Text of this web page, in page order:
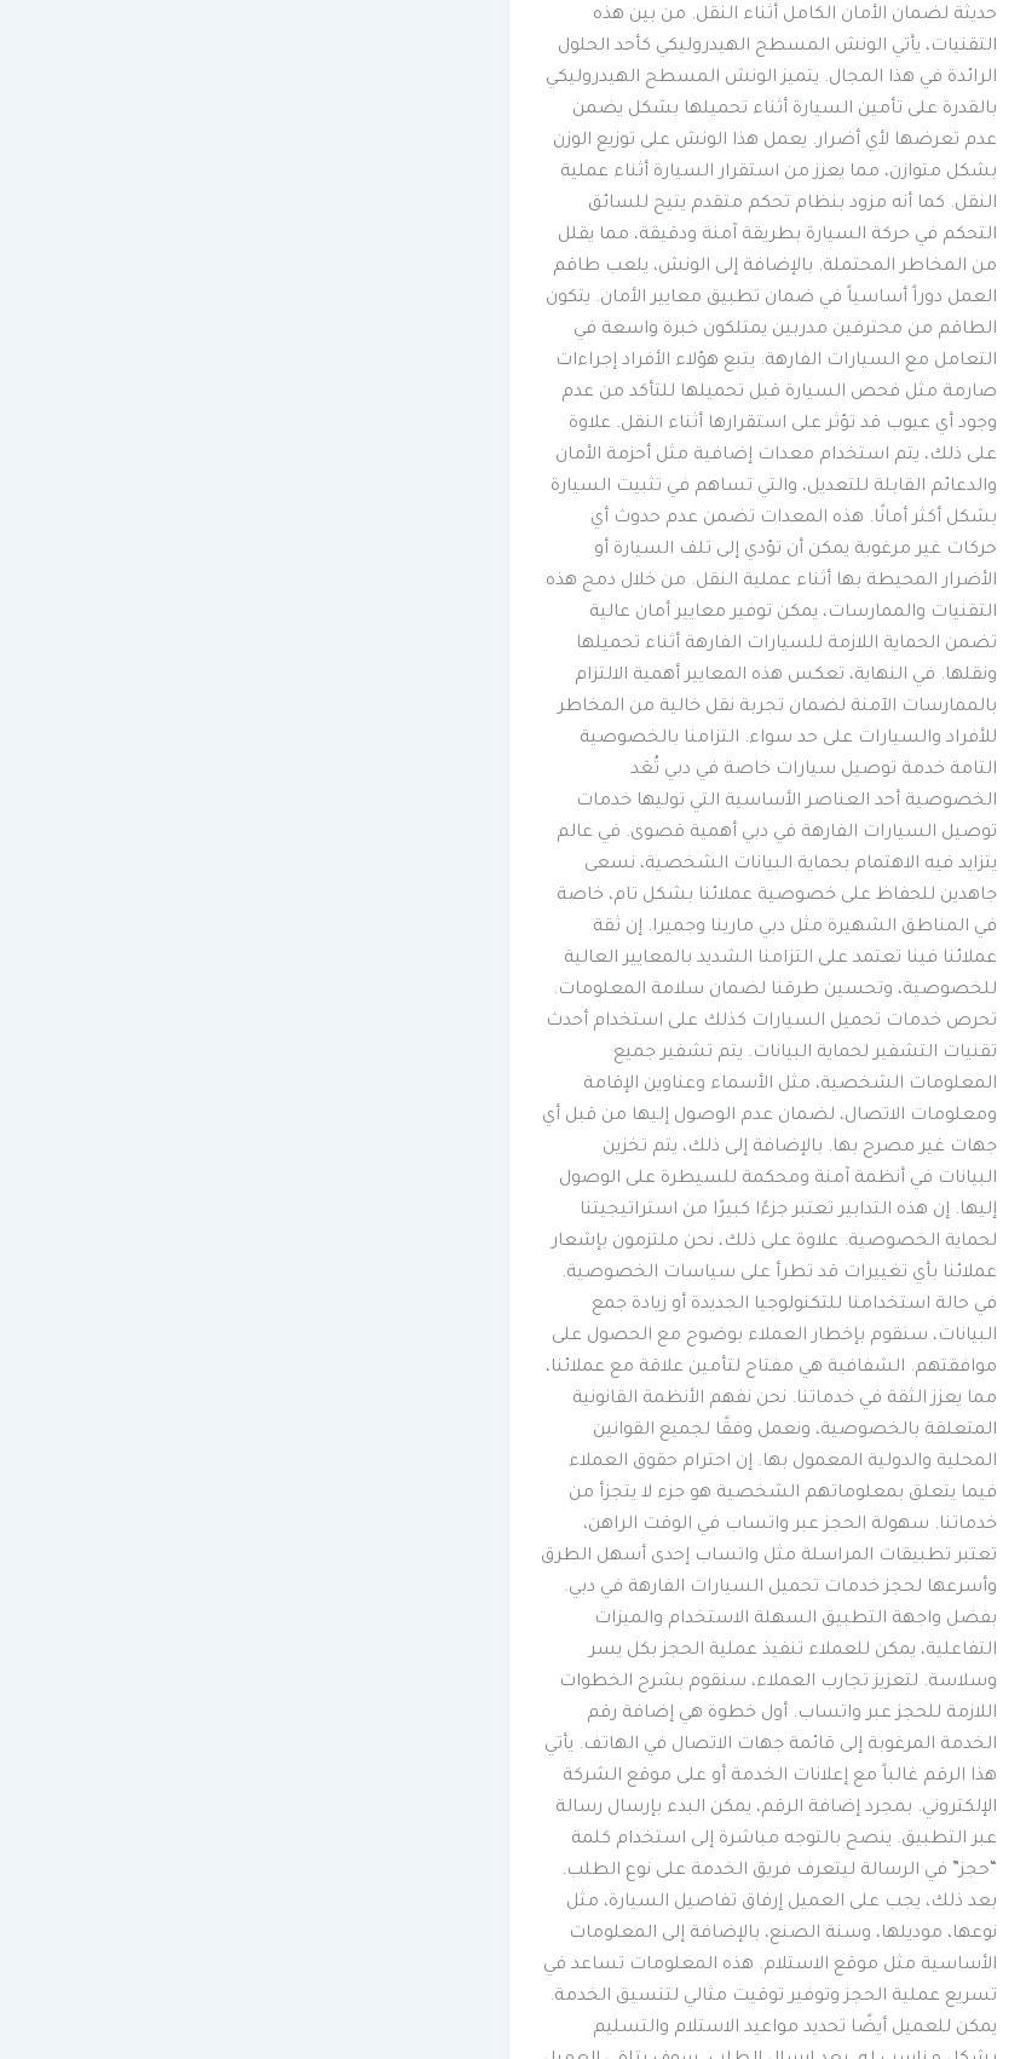
حديثة لضمان الأمان الكامل أثناء النقل. من بين هذه
التقنيات، يأتي الونش المسطح الهيدروليكي كأحد الحلول
الرائدة في هذا المجال. يتميز الونش المسطح الهيدروليكي
بالقدرة على تأمين السيارة أثناء تحميلها بشكل يضمن
عدم تعرضها لأي أضرار. يعمل هذا الونش على توزيع الوزن
بشكل متوازن، مما يعزز من استقرار السيارة أثناء عملية
النقل. كما أنه مزود بنظام تحكم متقدم يتيح للسائق
التحكم في حركة السيارة بطريقة آمنة ودقيقة، مما يقلل
من المخاطر المحتملة. بالإضافة إلى الونش، يلعب طاقم
العمل دوراً أساسياً في ضمان تطبيق معايير الأمان. يتكون
الطاقم من محترفين مدربين يمتلكون خبرة واسعة في
التعامل مع السيارات الفارهة. يتبع هؤلاء الأفراد إجراءات
صارمة مثل فحص السيارة قبل تحميلها للتأكد من عدم
وجود أي عيوب قد تؤثر على استقرارها أثناء النقل. علاوة
على ذلك، يتم استخدام معدات إضافية مثل أحزمة الأمان
والدعائم القابلة للتعديل، والتي تساهم في تثبيت السيارة
بشكل أكثر أمانًا. هذه المعدات تضمن عدم حدوث أي
حركات غير مرغوبة يمكن أن تؤدي إلى تلف السيارة أو
الأضرار المحيطة بها أثناء عملية النقل. من خلال دمج هذه
التقنيات والممارسات، يمكن توفير معايير أمان عالية
تضمن الحماية اللازمة للسيارات الفارهة أثناء تحميلها
ونقلها. في النهاية، تعكس هذه المعايير أهمية الالتزام
بالممارسات الآمنة لضمان تجربة نقل خالية من المخاطر
للأفراد والسيارات على حد سواء. التزامنا بالخصوصية
التامة خدمة توصيل سيارات خاصة في دبي تُعَد
الخصوصية أحد العناصر الأساسية التي توليها خدمات
توصيل السيارات الفارهة في دبي أهمية قصوى. في عالم
يتزايد فيه الاهتمام بحماية البيانات الشخصية، نسعى
جاهدين للحفاظ على خصوصية عملائنا بشكل تام، خاصة
في المناطق الشهيرة مثل دبي مارينا وجميرا. إن ثقة
عملائنا فينا تعتمد على التزامنا الشديد بالمعايير العالية
للخصوصية، وتحسين طرقنا لضمان سلامة المعلومات.
تحرص خدمات تحميل السيارات كذلك على استخدام أحدث
تقنيات التشفير لحماية البيانات. يتم تشفير جميع
المعلومات الشخصية، مثل الأسماء وعناوين الإقامة
ومعلومات الاتصال، لضمان عدم الوصول إليها من قبل أي
جهات غير مصرح بها. بالإضافة إلى ذلك، يتم تخزين
البيانات في أنظمة آمنة ومحكمة للسيطرة على الوصول
إليها. إن هذه التدابير تعتبر جزءًا كبيرًا من استراتيجيتنا
لحماية الخصوصية. علاوة على ذلك، نحن ملتزمون بإشعار
عملائنا بأي تغييرات قد تطرأ على سياسات الخصوصية.
في حالة استخدامنا للتكنولوجيا الجديدة أو زيادة جمع
البيانات، سنقوم بإخطار العملاء بوضوح مع الحصول على
موافقتهم. الشفافية هي مفتاح لتأمين علاقة مع عملائنا،
مما يعزز الثقة في خدماتنا. نحن نفهم الأنظمة القانونية
المتعلقة بالخصوصية، ونعمل وفقًا لجميع القوانين
المحلية والدولية المعمول بها. إن احترام حقوق العملاء
فيما يتعلق بمعلوماتهم الشخصية هو جزء لا يتجزأ من
خدماتنا. سهولة الحجز عبر واتساب في الوقت الراهن،
تعتبر تطبيقات المراسلة مثل واتساب إحدى أسهل الطرق
وأسرعها لحجز خدمات تحميل السيارات الفارهة في دبي.
بفضل واجهة التطبيق السهلة الاستخدام والميزات
التفاعلية، يمكن للعملاء تنفيذ عملية الحجز بكل يسر
وسلاسة. لتعزيز تجارب العملاء، سنقوم بشرح الخطوات
اللازمة للحجز عبر واتساب. أول خطوة هي إضافة رقم
الخدمة المرغوبة إلى قائمة جهات الاتصال في الهاتف. يأتي
هذا الرقم غالباً مع إعلانات الخدمة أو على موقع الشركة
الإلكتروني. بمجرد إضافة الرقم، يمكن البدء بإرسال رسالة
عبر التطبيق. ينصح بالتوجه مباشرة إلى استخدام كلمة
“حجز” في الرسالة ليتعرف فريق الخدمة على نوع الطلب.
بعد ذلك، يجب على العميل إرفاق تفاصيل السيارة، مثل
نوعها، موديلها، وسنة الصنع، بالإضافة إلى المعلومات
الأساسية مثل موقع الاستلام. هذه المعلومات تساعد في
تسريع عملية الحجز وتوفير توقيت مثالي لتنسيق الخدمة.
يمكن للعميل أيضًا تحديد مواعيد الاستلام والتسليم